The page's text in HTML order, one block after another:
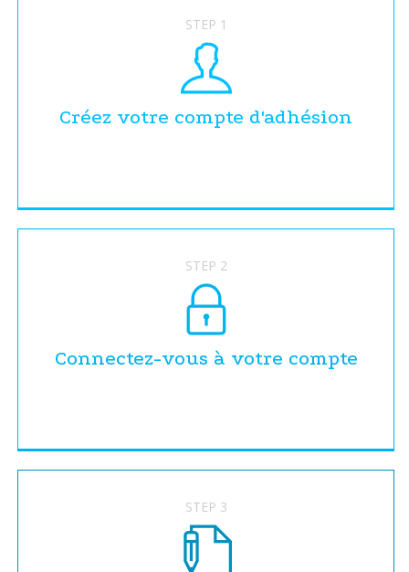
STEP 1
Créez votre compte d'adhésion
STEP 2
Connectez-vous à votre compte
STEP 3